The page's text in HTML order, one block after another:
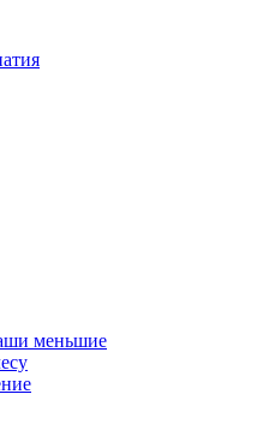
меньшие